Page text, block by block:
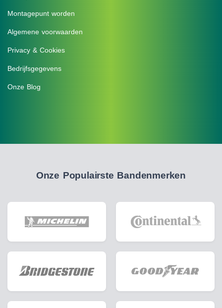
Montagepunt worden
Algemene voorwaarden
Privacy & Cookies
Bedrijfsgegevens
Onze Blog
Onze Populairste Bandenmerken